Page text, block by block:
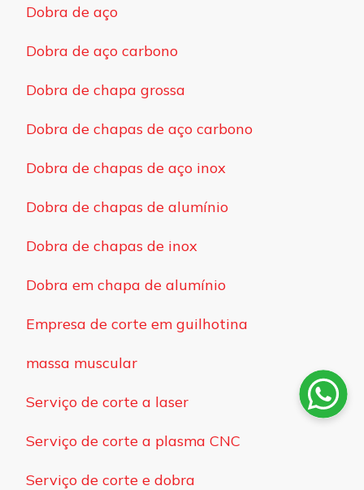
Dobra de aço
Dobra de aço carbono
Dobra de chapa grossa
Dobra de chapas de aço carbono
Dobra de chapas de aço inox
Dobra de chapas de alumínio
Dobra de chapas de inox
Dobra em chapa de alumínio
Empresa de corte em guilhotina
massa muscular
Serviço de corte a laser
Serviço de corte a plasma CNC
Serviço de corte e dobra